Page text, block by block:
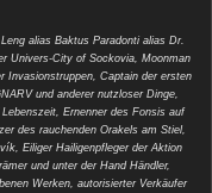
alias Baktus Paradonti alias Dr.
Univers-City of Sockovia, Moonman
Invasionstruppen, Captain der ersten
und anderer nutzloser Dinge,
Ernenner des Fonsis auf
des rauchenden Orakels am Stiel,
Eiliger Hailigenpfleger der Aktion
und unter der Hand Händler,
Werken, autorisierter Verkäufer